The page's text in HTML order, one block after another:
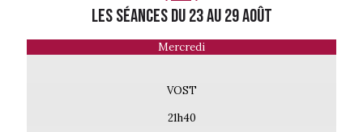
LES séances du 23 AU 29 AOût
Mercredi
VOST
21h40